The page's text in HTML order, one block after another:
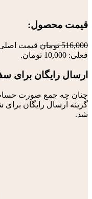
قیمت محصول:​
516,000 تومان قیمت اصلی: 516,000 تومان
فعلی: 10,000 تومان.
ارسال رایگان برای سفارش
چنان چه جمع صورت
گزینه ارسال رایگان
شد.